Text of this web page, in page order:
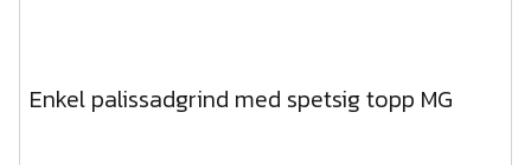
Enkel palissadgrind med spetsig topp MG